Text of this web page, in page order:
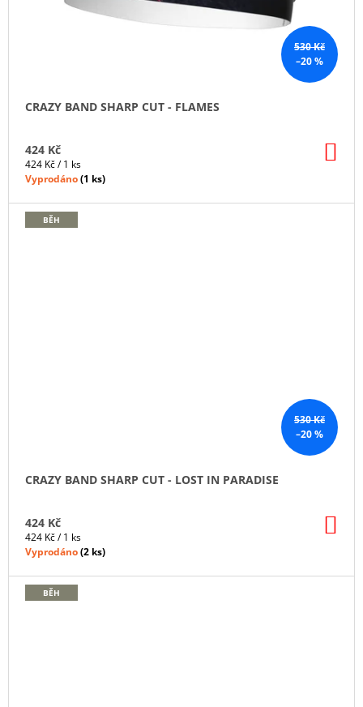
530 Kč
–20 %
CRAZY BAND SHARP CUT - FLAMES
424 Kč
Měrná
cena:
424 Kč / 1 ks
Vyprodáno(1 ks)
530 Kč
–20 %
BĚH
CRAZY BAND SHARP CUT - LOST IN PARADISE
424 Kč
Měrná
cena:
424 Kč / 1 ks
Vyprodáno(2 ks)
BĚH